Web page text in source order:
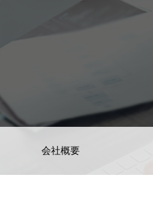
プログラマーの1週間
会社概要